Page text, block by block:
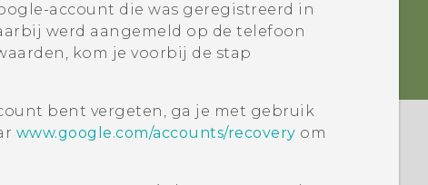
-account die was geregistreerd in
werd aangemeld op de telefoon
kom je voorbij de stap
bent vergeten, ga je met gebruik
www.google.com/accounts/recovery om